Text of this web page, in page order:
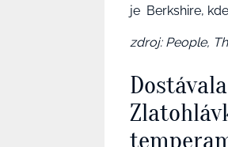
je Berkshire,
zdroj: People,